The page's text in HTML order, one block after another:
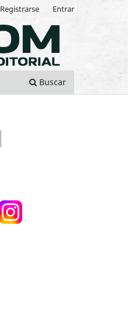
Buscar
Registrarse Entrar